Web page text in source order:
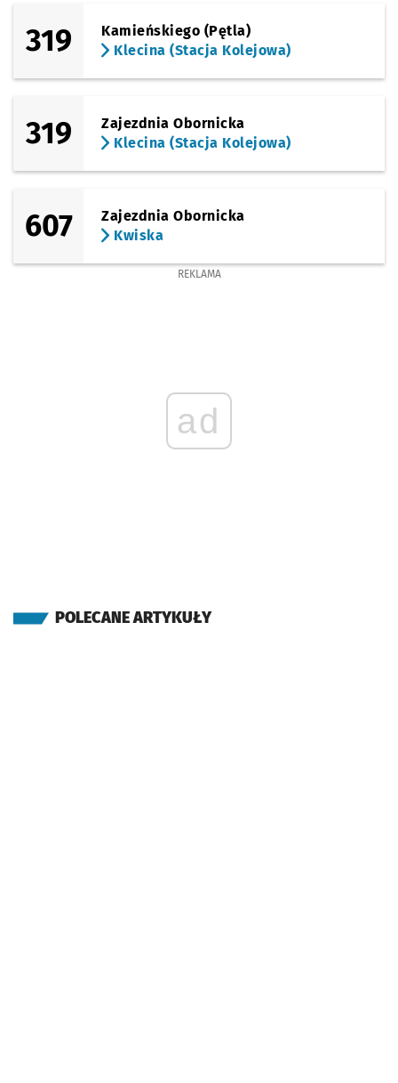
319
Kamieńskiego (Pętla)
Klecina (Stacja Kolejowa)
319
Zajezdnia Obornicka
Klecina (Stacja Kolejowa)
607
Zajezdnia Obornicka
Kwiska
REKLAMA
ad
POLECANE ARTYKUŁY